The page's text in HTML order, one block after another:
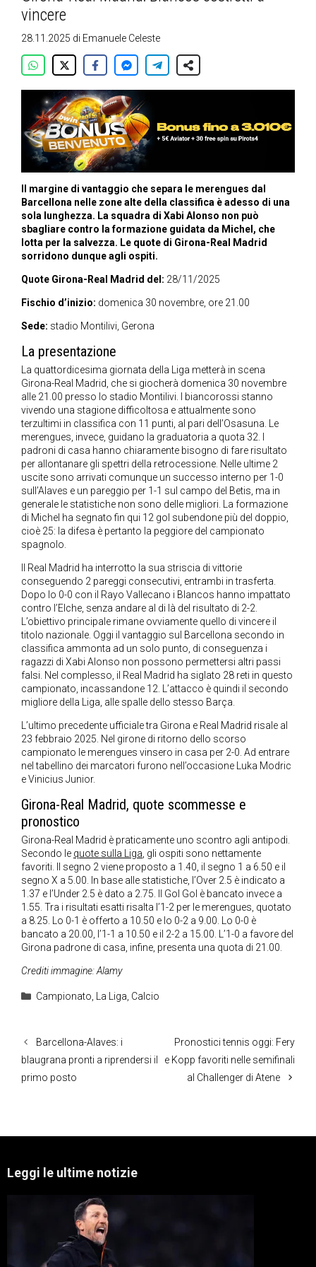
vincere
28.11.2025 di Emanuele Celeste
Il margine di vantaggio che separa le merengues dal
Barcellona nelle zone alte della classifica è adesso di una
sola lunghezza. La squadra di Xabi Alonso non può
sbagliare contro la formazione guidata da Michel, che
lotta per la salvezza. Le quote di Girona-Real Madrid
sorridono dunque agli ospiti.
Quote Girona-Real Madrid del: 28/11/2025
Fischio d’inizio: domenica 30 novembre, ore 21.00
Sede: stadio Montilivi, Gerona
La presentazione
La quattordicesima giornata della Liga metterà in scena
Girona-Real Madrid, che si giocherà domenica 30 novembre
alle 21.00 presso lo stadio Montilivi. I biancorossi stanno
vivendo una stagione difficoltosa e attualmente sono
terzultimi in classifica con 11 punti, al pari dell’Osasuna. Le
merengues, invece, guidano la graduatoria a quota 32. I
padroni di casa hanno chiaramente bisogno di fare risultato
per allontanare gli spettri della retrocessione. Nelle ultime 2
uscite sono arrivati comunque un successo interno per 1-0
sull’Alaves e un pareggio per 1-1 sul campo del Betis, ma in
generale le statistiche non sono delle migliori. La formazione
di Michel ha segnato fin qui 12 gol subendone più del doppio,
cioè 25: la difesa è pertanto la peggiore del campionato
spagnolo.
Il Real Madrid ha interrotto la sua striscia di vittorie
conseguendo 2 pareggi consecutivi, entrambi in trasferta.
Dopo lo 0-0 con il Rayo Vallecano i Blancos hanno impattato
contro l’Elche, senza andare al di là del risultato di 2-2.
L’obiettivo principale rimane ovviamente quello di vincere il
titolo nazionale. Oggi il vantaggio sul Barcellona secondo in
classifica ammonta ad un solo punto, di conseguenza i
ragazzi di Xabi Alonso non possono permettersi altri passi
falsi. Nel complesso, il Real Madrid ha siglato 28 reti in questo
campionato, incassandone 12. L’attacco è quindi il secondo
migliore della Liga, alle spalle dello stesso Barça.
L’ultimo precedente ufficiale tra Girona e Real Madrid risale al
23 febbraio 2025. Nel girone di ritorno dello scorso
campionato le merengues vinsero in casa per 2-0. Ad entrare
nel tabellino dei marcatori furono nell’occasione Luka Modric
e Vinicius Junior.
Girona-Real Madrid, quote scommesse e
pronostico
Girona-Real Madrid è praticamente uno scontro agli antipodi.
Secondo le quote sulla Liga, gli ospiti sono nettamente
favoriti. Il segno 2 viene proposto a 1.40, il segno 1 a 6.50 e il
segno X a 5.00. In base alle statistiche, l’Over 2.5 è indicato a
1.37 e l’Under 2.5 è dato a 2.75. Il Gol Gol è bancato invece a
1.55. Tra i risultati esatti risalta l’1-2 per le merengues, quotato
a 8.25. Lo 0-1 è offerto a 10.50 e lo 0-2 a 9.00. Lo 0-0 è
bancato a 20.00, l’1-1 a 10.50 e il 2-2 a 15.00. L’1-0 a favore del
Girona padrone di casa, infine, presenta una quota di 21.00.
Crediti immagine: Alamy
Categorie
Campionato, La Liga, Calcio
Barcellona-Alaves: i
blaugrana pronti a riprendersi il
primo posto
Pronostici tennis oggi: Fery
e Kopp favoriti nelle semifinali
al Challenger di Atene
Leggi le ultime notizie